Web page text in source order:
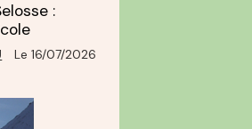
:
Le 16/07/2026